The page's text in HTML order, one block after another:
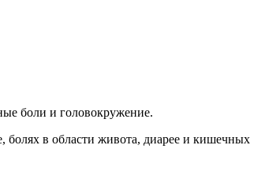
боли и головокружение.
в области живота, диарее и кишечных